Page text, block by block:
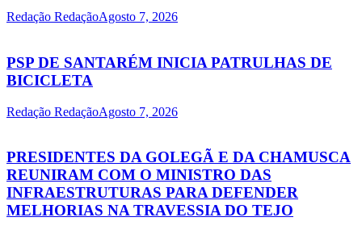
Redação RedaçãoAgosto 7, 2026
PSP DE SANTARÉM INICIA PATRULHAS DE
BICICLETA
Redação RedaçãoAgosto 7, 2026
PRESIDENTES DA GOLEGÃ E DA CHAMUSCA
REUNIRAM COM O MINISTRO DAS
INFRAESTRUTURAS PARA DEFENDER
MELHORIAS NA TRAVESSIA DO TEJO